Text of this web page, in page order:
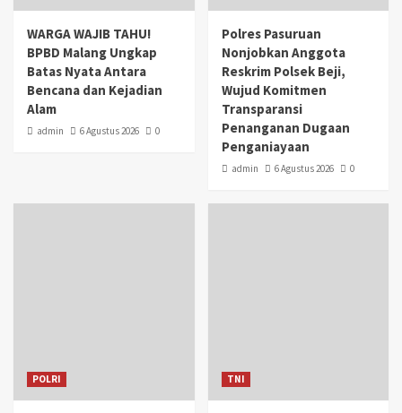
WARGA WAJIB TAHU!
BPBD Malang Ungkap
Batas Nyata Antara
Bencana dan Kejadian
Alam
admin 6 Agustus 2026 0
Polres Pasuruan
Nonjobkan Anggota
Reskrim Polsek Beji,
Wujud Komitmen
Transparansi
Penanganan Dugaan
Penganiayaan
admin 6 Agustus 2026 0
POLRI TNI